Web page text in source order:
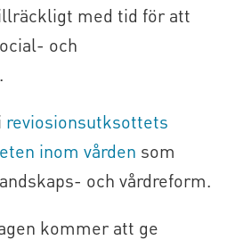
med tid för att
och
reviosionsutksottets
inom vården som
och vårdreform.
kommer att ge